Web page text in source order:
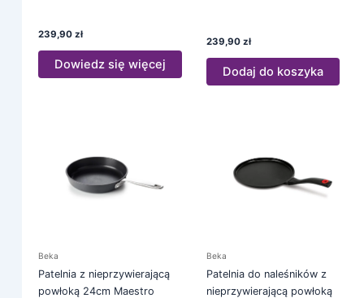
239,90 zł
Dowiedz się więcej
239,90 zł
Dodaj do koszyka
Beka
Patelnia z nieprzywierającą
powłoką 24cm Maestro
Beka
Patelnia do naleśników z
nieprzywierającą powłoką